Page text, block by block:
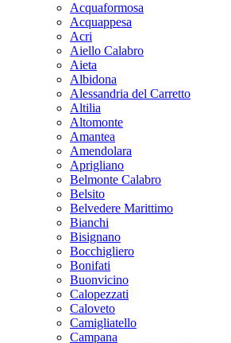
Acquaformosa
Acquappesa
Acri
Aiello Calabro
Aieta
Albidona
Alessandria del Carretto
Altilia
Altomonte
Amantea
Amendolara
Aprigliano
Belmonte Calabro
Belsito
Belvedere Marittimo
Bianchi
Bisignano
Bocchigliero
Bonifati
Buonvicino
Calopezzati
Caloveto
Camigliatello
Campana